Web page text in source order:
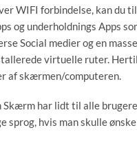
WIFI forbindelse, kan du
og underholdnings Apps
Social medier og en
virtuelle ruter.
af skærmen/computeren.
Skærm har lidt til alle
sprog, hvis man skulle